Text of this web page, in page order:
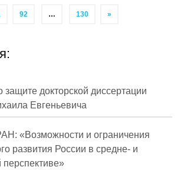
92 … 130 »
докторской диссертации
Евгеньевича
«Возможности и ограничения
развития России в средне- и
перспективе»